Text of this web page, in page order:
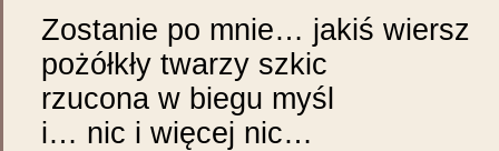
Zostanie po mnie… jakiś wiersz
pożółkły twarzy szkic
rzucona w biegu myśl
i… nic i więcej nic…